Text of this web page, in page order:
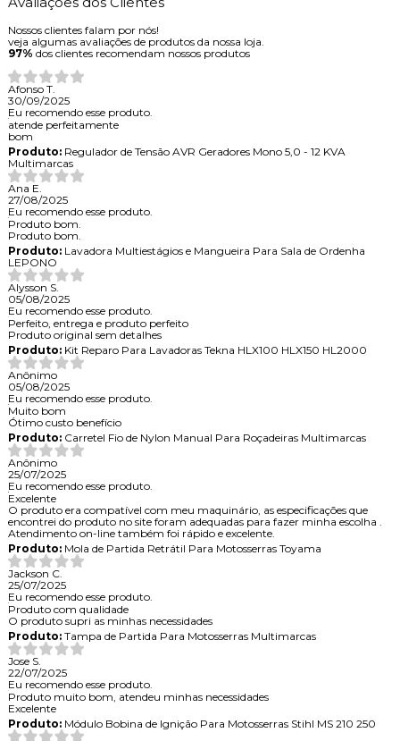
Nossos clientes falam por nós!
veja algumas avaliações de produtos da nossa loja.
97% dos clientes recomendam nossos produtos
Afonso T.
30/09/2025
Eu recomendo esse produto.
atende perfeitamente
bom
Produto:Regulador de Tensão AVR Geradores Mono 5,0 - 12 KVA
Multimarcas
Ana E.
27/08/2025
Eu recomendo esse produto.
Produto bom.
Produto bom.
Produto:Lavadora Multiestágios e Mangueira Para Sala de Ordenha
LEPONO
Alysson S.
05/08/2025
Eu recomendo esse produto.
Perfeito, entrega e produto perfeito
Produto original sem detalhes
Produto:Kit Reparo Para Lavadoras Tekna HLX100 HLX150 HL2000
Anônimo
05/08/2025
Eu recomendo esse produto.
Muito bom
Ótimo custo benefício
Produto:Carretel Fio de Nylon Manual Para Roçadeiras Multimarcas
Anônimo
25/07/2025
Eu recomendo esse produto.
Excelente
O produto era compatível com meu maquinário, as especificações que
encontrei do produto no site foram adequadas para fazer minha escolha .
Atendimento on-line também foi rápido e excelente.
Produto:Mola de Partida Retrátil Para Motosserras Toyama
Jackson C.
25/07/2025
Eu recomendo esse produto.
Produto com qualidade
O produto supri as minhas necessidades
Produto:Tampa de Partida Para Motosserras Multimarcas
Jose S.
22/07/2025
Eu recomendo esse produto.
Produto muito bom, atendeu minhas necessidades
Excelente
Produto:Módulo Bobina de Ignição Para Motosserras Stihl MS 210 250